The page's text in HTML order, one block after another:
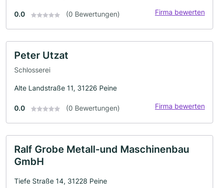
0.0 (0 Bewertungen) Firma bewerten
Peter Utzat
Schlosserei
Alte Landstraße 11, 31226 Peine
0.0 (0 Bewertungen) Firma bewerten
Ralf Grobe Metall-und Maschinenbau
GmbH
Tiefe Straße 14, 31228 Peine